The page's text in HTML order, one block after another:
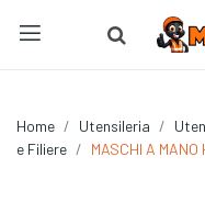
Home Utensileria
e Filiere
MASCHI A